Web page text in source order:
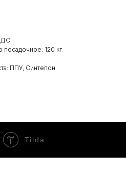
ДС
посадочное: 120 кг
ППУ, Синтепон
Tilda